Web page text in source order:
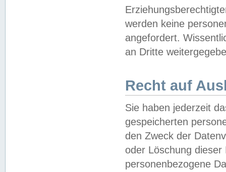
werden keine
angefordert.
an Dritte
Recht auf
Sie haben jederzeit
gespeicherten
den Zweck der
oder Löschung
personenbezogene